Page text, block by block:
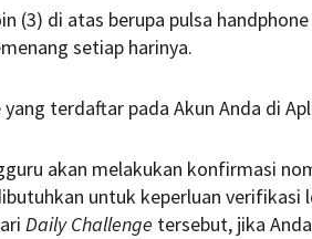
(3) di atas berupa pulsa
setiap harinya.
terdaftar pada Akun Anda di
akan melakukan konfirmasi
untuk keperluan verifikasi
Daily Challenge tersebut, jika